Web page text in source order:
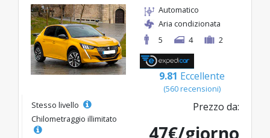
Automatico
Aria condizionata
5
4 2
9.81 Eccellente
(560 recensioni)
Stesso livello
Chilometraggio illimitato
Prezzo da:
47€/giorno